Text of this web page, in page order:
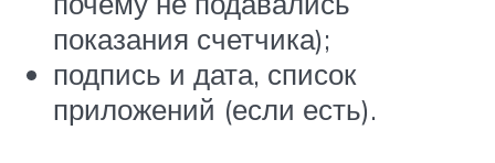
показания счетчика);
подпись и дата, список
приложений (если есть).